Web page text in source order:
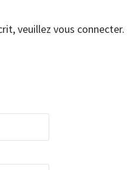
veuillez vous connecter.